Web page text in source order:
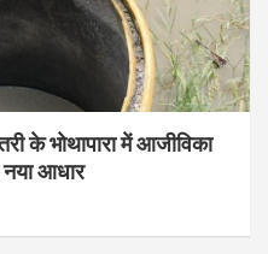
के भोथापारा में आजीविका
नया आधार